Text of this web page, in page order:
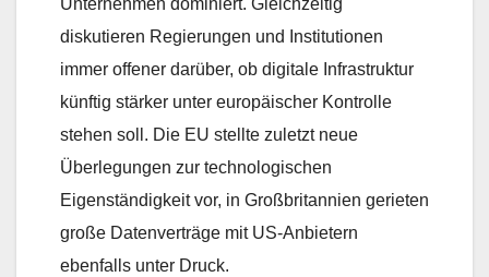
Unternehmen dominiert. Gleichzeitig
diskutieren Regierungen und Institutionen
immer offener darüber, ob digitale Infrastruktur
künftig stärker unter europäischer Kontrolle
stehen soll. Die EU stellte zuletzt neue
Überlegungen zur technologischen
Eigenständigkeit vor, in Großbritannien gerieten
große Datenverträge mit US-Anbietern
ebenfalls unter Druck.